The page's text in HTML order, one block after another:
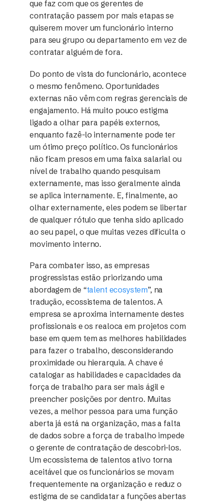
que faz com que os gerentes de
contratação passem por mais etapas se
quiserem mover um funcionário interno
para seu grupo ou departamento em vez de
contratar alguém de fora.
Do ponto de vista do funcionário, acontece
o mesmo fenômeno. Oportunidades
externas não vêm com regras gerenciais de
engajamento. Há muito pouco estigma
ligado a olhar para papéis externos,
enquanto fazê-lo internamente pode ter
um ótimo preço político. Os funcionários
não ficam presos em uma faixa salarial ou
nível de trabalho quando pesquisam
externamente, mas isso geralmente ainda
se aplica internamente. E, finalmente, ao
olhar externamente, eles podem se libertar
de qualquer rótulo que tenha sido aplicado
ao seu papel, o que muitas vezes dificulta o
movimento interno.
Para combater isso, as empresas
progressistas estão priorizando uma
abordagem de “talent ecosystem”, na
tradução, ecossistema de talentos. A
empresa se aproxima internamente destes
profissionais e os realoca em projetos com
base em quem tem as melhores habilidades
para fazer o trabalho, desconsiderando
proximidade ou hierarquia. A chave é
catalogar as habilidades e capacidades da
força de trabalho para ser mais ágil e
preencher posições por dentro. Muitas
vezes, a melhor pessoa para uma função
aberta já está na organização, mas a falta
de dados sobre a força de trabalho impede
o gerente de contratação de descobri-los.
Um ecossistema de talentos ativo torna
aceitável que os funcionários se movam
frequentemente na organização e reduz o
estigma de se candidatar a funções abertas